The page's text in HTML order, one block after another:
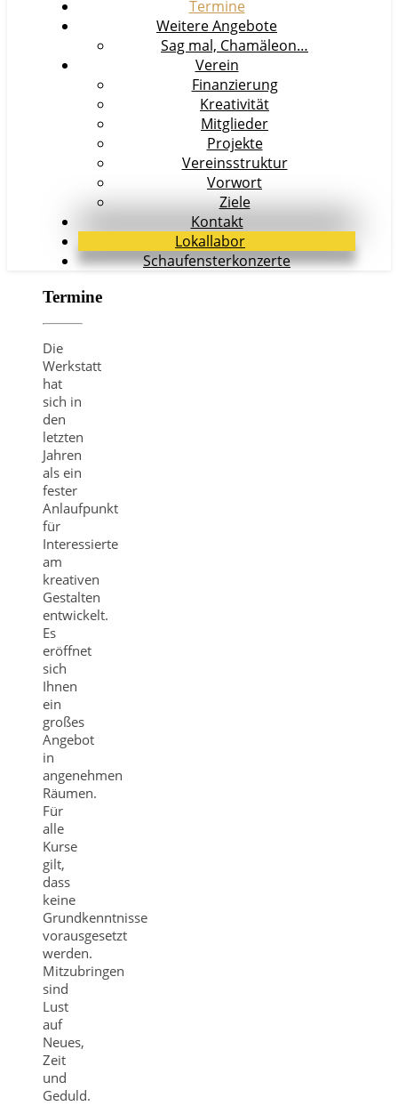
Termine
Weitere Angebote
Sag mal, Chamäleon…
Verein
Finanzierung
Kreativität
Mitglieder
Projekte
Vereinsstruktur
Vorwort
Ziele
Kontakt
Lokallabor
Schaufensterkonzerte
Termine
Die
Werkstatt
hat
sich in
den
letzten
Jahren
als ein
fester
Anlaufpunkt
für
Interessierte
am
kreativen
Gestalten
entwickelt.
Es
eröffnet
sich
Ihnen
ein
großes
Angebot
in
angenehmen
Räumen.
Für
alle
Kurse
gilt,
dass
keine
Grundkenntnisse
vorausgesetzt
werden.
Mitzubringen
sind
Lust
auf
Neues,
Zeit
und
Geduld.